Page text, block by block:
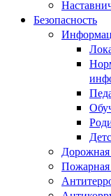
Безопасность
Дорожная
Пожарная